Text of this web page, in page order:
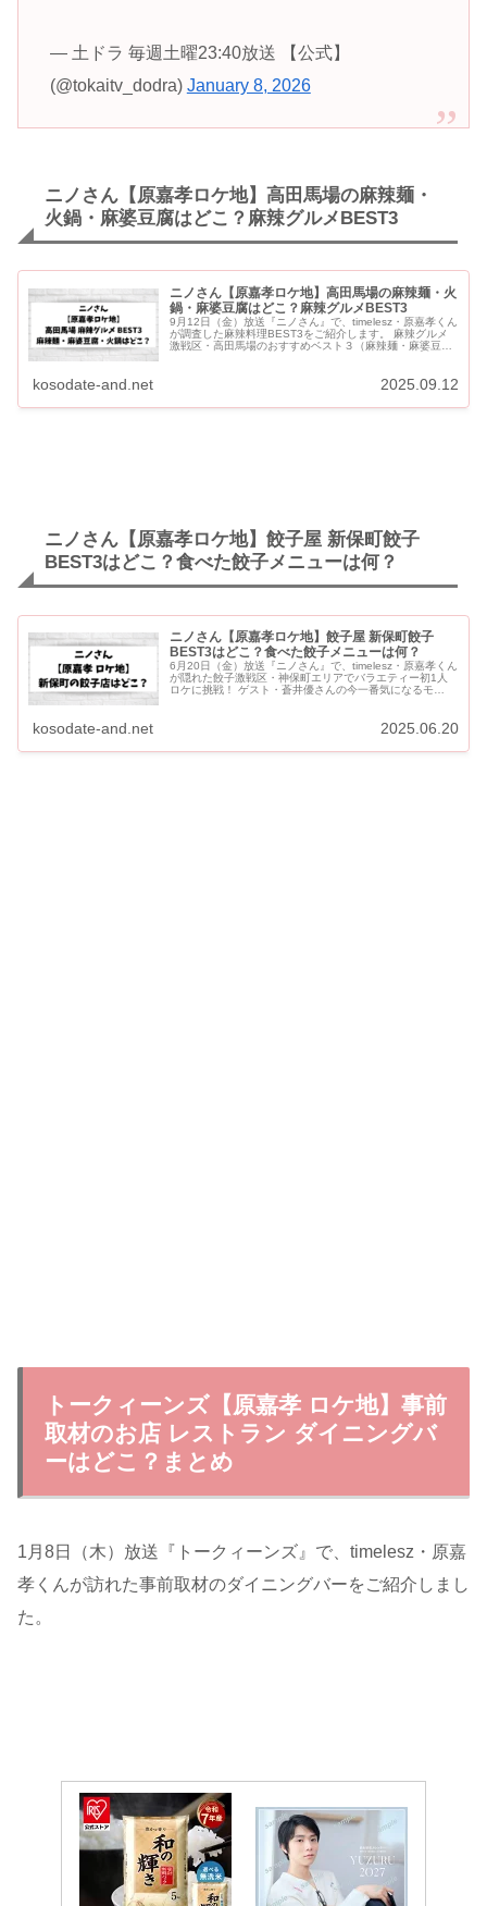
— 土ドラ 毎週土曜23:40放送 【公式】
(@tokaitv_dodra) January 8, 2026
ニノさん【原嘉孝ロケ地】高田馬場の麻辣麺・
火鍋・麻婆豆腐はどこ？麻辣グルメBEST3
ニノさん【原嘉孝ロケ地】高田馬場の麻辣麺・火
鍋・麻婆豆腐はどこ？麻辣グルメBEST3
9月12日（金）放送『ニノさん』で、timelesz・原嘉孝くん
が調査した麻辣料理BEST3をご紹介します。 麻辣グルメ
激戦区・高田馬場のおすすめベスト３（麻辣麺・麻婆豆
kosodate-and.net 2025.09.12
ニノさん【原嘉孝ロケ地】餃子屋 新保町餃子
BEST3はどこ？食べた餃子メニューは何？
ニノさん【原嘉孝ロケ地】餃子屋 新保町餃子
BEST3はどこ？食べた餃子メニューは何？
6月20日（金）放送『ニノさん』で、timelesz・原嘉孝くん
が隠れた餃子激戦区・神保町エリアでバラエティー初1人
ロケに挑戦！ ゲスト・蒼井優さんの今一番気になるモ
kosodate-and.net 2025.06.20
トークィーンズ【原嘉孝 ロケ地】事前
取材のお店 レストラン ダイニングバ
ーはどこ？まとめ
1月8日（木）放送『トークィーンズ』で、timelesz・原嘉
孝くんが訪れた事前取材のダイニングバーをご紹介しまし
た。